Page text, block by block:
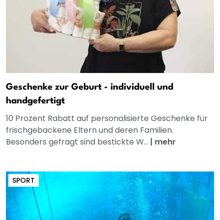
Geschenke zur Geburt - individuell und
handgefertigt
10 Prozent Rabatt auf personalisierte Geschenke für
frischgebackene Eltern und deren Familien.
Besonders gefragt sind bestickte W... | mehr
SPORT